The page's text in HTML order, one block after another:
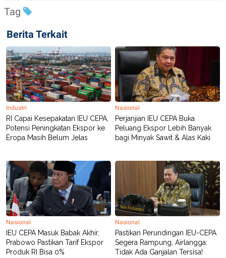
A
A
A
G
E
K
O
N
T
A
N
T
V
L
I
P
S
U
S
K
O
N
T
A
N
A
A
D
E
P
R
E
S
S
R
E
E
A
S
Tag
Berita Terkait
Industri
RI Capai Kesepakatan IEU CEPA,
Potensi Peningkatan Ekspor ke
Eropa Masih Belum Jelas
Nasional
Perjanjian IEU CEPA Buka
Peluang Ekspor Lebih Banyak
bagi Minyak Sawit & Alas Kaki
Nasional
IEU CEPA Masuk Babak Akhir,
Prabowo Pastikan Tarif Ekspor
Produk RI Bisa 0%
Nasional
Pastikan Perundingan IEU-CEPA
Segera Rampung, Airlangga:
Tidak Ada Ganjalan Tersisa!